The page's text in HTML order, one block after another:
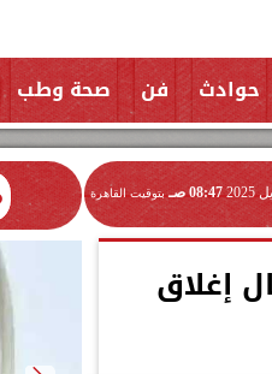
حوادث فن صحة وطب
08:47 صـ بتوقيت القاهرة
إغلاق